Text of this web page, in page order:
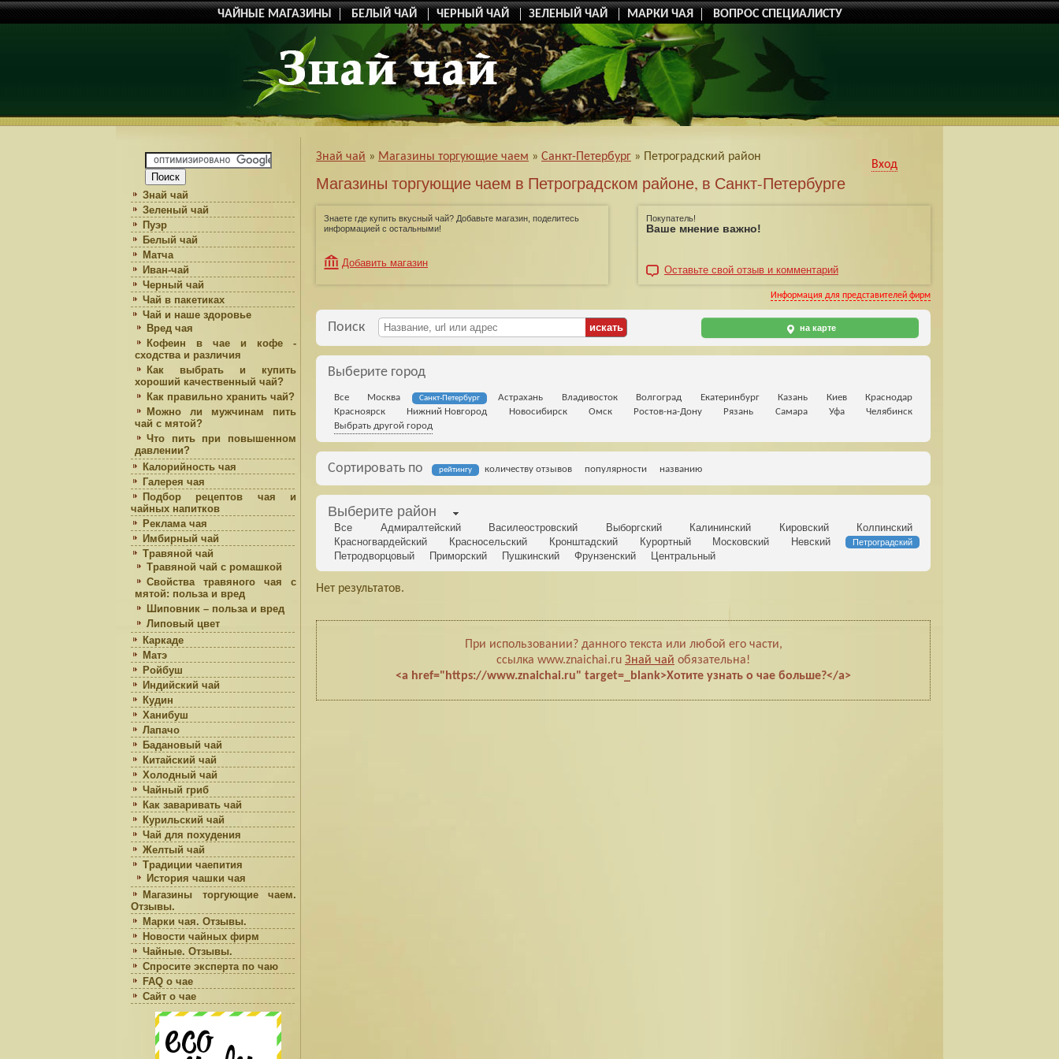
ЧАЙНЫЕ МАГАЗИНЫ БЕЛЫЙ ЧАЙ ЧЕРНЫЙ ЧАЙ ЗЕЛЕНЫЙ ЧАЙ МАРКИ ЧАЯ ВОПРОС СПЕЦИАЛИСТУ
Знай чай
Зеленый чай
Пуэр
Белый чай
Матча
Иван-чай
Черный чай
Чай в пакетиках
Чай и наше здоровье
Вред чая
Кофеин в чае и кофе -
сходства и различия
Как выбрать и купить
хороший качественный чай?
Как правильно хранить чай?
Можно ли мужчинам пить
чай с мятой?
Что пить при повышенном
давлении?
Калорийность чая
Галерея чая
Подбор рецептов чая и
чайных напитков
Реклама чая
Имбирный чай
Травяной чай
Травяной чай с ромашкой
Свойства травяного чая с
мятой: польза и вред
Шиповник – польза и вред
Липовый цвет
Каркаде
Матэ
Ройбуш
Индийский чай
Кудин
Ханибуш
Лапачо
Бадановый чай
Китайский чай
Холодный чай
Чайный гриб
Как заваривать чай
Курильский чай
Чай для похудения
Желтый чай
Традиции чаепития
История чашки чая
Магазины торгующие чаем.
Отзывы.
Марки чая. Отзывы.
Новости чайных фирм
Чайные. Отзывы.
Спросите эксперта по чаю
FAQ о чае
Сайт о чае
Знай чай » Магазины торгующие чаем » Санкт-Петербург » Петроградский район
Вход
Магазины торгующие чаем в Петроградском районе, в Санкт-Петербурге
Знаете где купить вкусный чай? Добавьте магазин, поделитесь
информацией с остальными!
Добавить магазин
Покупатель!
Ваше мнение важно!
Оставьте свой отзыв и комментарий
Информация для представителей фирм
Поиск на карте
Выберите город
Все Москва Санкт-Петербург Астрахань Владивосток Волгоград Екатеринбург Казань Киев
Краснодар
Красноярск
Нижний Новгород Новосибирск Омск Ростов-на-Дону Рязань Самара Уфа
Челябинск
Выбрать другой город
Сортировать по рейтингу количеству отзывов популярности названию
Выберите район
Все Адмиралтейский Василеостровский Выборгский Калининский Кировский
Колпинский
Красногвардейский
Красносельский Кронштадский Курортный Московский Невский Петроградский
Петродворцовый Приморский Пушкинский Фрунзенский Центральный
Нет результатов.
При использовании? данного текста или любой его части,
ссылка www.znaichai.ru Знай чай обязательна!
<a href="https://www.znaichai.ru" target=_blank>Хотите узнать о чае больше?</a>